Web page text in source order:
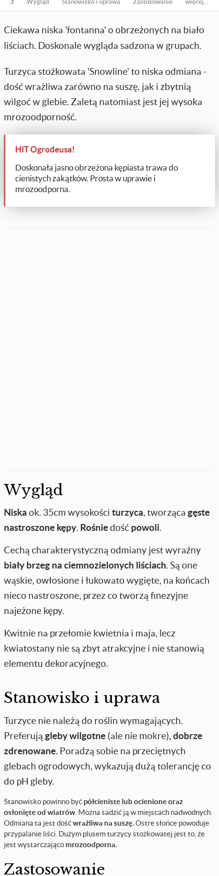
Ciekawa niska 'fontanna' o obrzeżonych na biało
liściach. Doskonale wygląda sadzona w grupach.
Turzyca stożkowata 'Snowline' to niska odmiana -
dość wrażliwa zarówno na suszę, jak i zbytnią
wilgoć w glebie. Zaletą natomiast jest jej wysoka
mrozoodporność.
HIT Ogrodeusa!
Doskonała jasno obrzeżona kępiasta trawa do
cienistych zakątków. Prosta w uprawie i
mrozoodporna.
Wygląd
Niska ok. 35cm wysokości turzyca, tworząca gęste
nastroszone kępy. Rośniedość powoli.
Cechą charakterystyczną odmiany jest wyraźny
biały brzeg na ciemnozielonych liściach. Są one
wąskie, owłosione i łukowato wygięte, na końcach
nieco nastroszone, przez co tworzą finezyjne
najeżone kępy.
Kwitnie na przełomie kwietnia i maja, lecz
kwiatostany nie są zbyt atrakcyjne i nie stanowią
elementu dekoracyjnego.
Stanowisko i uprawa
Turzyce nie należą do roślin wymagających.
Preferują gleby wilgotne (ale nie mokre), dobrze
zdrenowane. Poradzą sobie na przeciętnych
glebach ogrodowych, wykazują dużą tolerancję co
do pH gleby.
Stanowisko powinno być półcieniste lub ocienione oraz
osłonięte od wiatrów . Można sadzić ją w miejscach nadwodnych.
Odmiana ta jest dośćwrażliwa na suszę.Ostre słońce powoduje
przypalanie liści. Dużym plusem turzycy stożkowatej jest to, że
jest wystarczająco mrozoodporna.
Zastosowanie